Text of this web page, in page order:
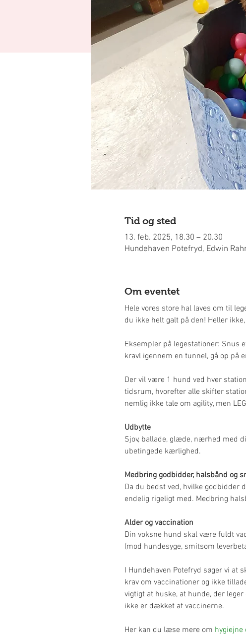
Tid og sted
13. feb. 2025, 18.30 – 20.30
Hundehaven Potefryd, Edwin
Om eventet
Hele vores store hal laves om til
du ikke helt galt på den! Heller
Eksempler på legestationer: Snus
kravl igennem en tunnel, gå op på
Der vil være 1 hund ved hver
tidsrum, hvorefter alle skifter
nemlig ikke tale om agility, men
Udbytte
Sjov, ballade, glæde, nærhed med
ubetingede kærlighed.
Medbring godbidder, halsbånd og
Da du bedst ved, hvilke godbidder
endelig rigeligt med. Medbring
Alder og vaccination
Din voksne hund skal være fuldt
(mod hundesyge, smitsom
I Hundehaven Potefryd søger vi at
krav om vaccinationer og ikke
vigtigt at huske, at hunde, der
ikke er dækket af vaccinerne.
Her kan du læse mere om hygiejne